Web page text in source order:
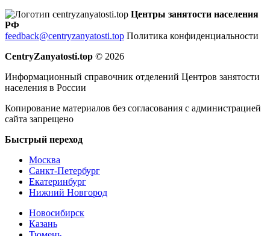
Центры занятости населения
РФ
feedback@centryzanyatosti.top Политика конфиденциальности
CentryZanyatosti.top © 2026
Информационный справочник отделений Центров занятости
населения в России
Копирование материалов без согласования с администрацией
сайта запрещено
Быстрый переход
Москва
Санкт-Петербург
Екатеринбург
Нижний Новгород
Новосибирск
Казань